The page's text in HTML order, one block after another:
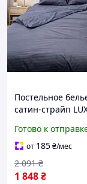
Постельное
сатин-страйп
Готово к
от 185₴/мес
1 848₴
2 091 ₴